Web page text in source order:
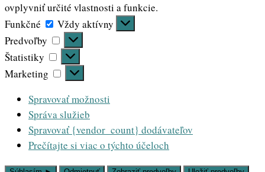
ovplyvniť určité vlastnosti a funkcie.
Funkčné
Funkčné
Vždy aktívny
Predvoľby
Predvoľby
Štatistiky
Štatistiky
Marketing
Marketing
Spravovať možnosti
Správa služieb
Spravovať {vendor_count} dodávateľov
Prečítajte si viac o týchto účeloch